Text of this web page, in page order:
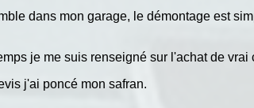
dans mon garage, le démontage est
je me suis renseigné sur l'achat de
j'ai poncé mon safran.